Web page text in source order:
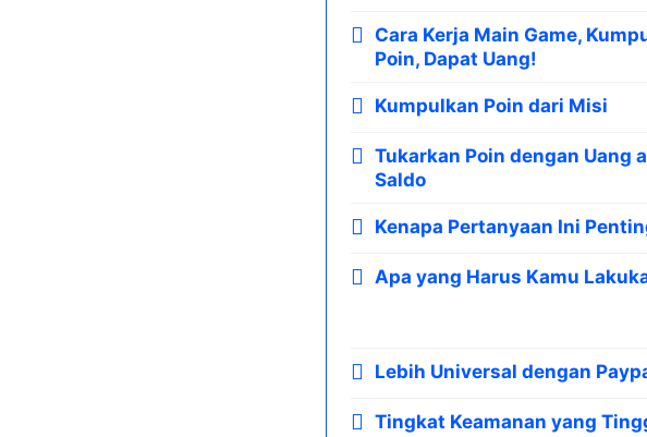
Cara Kerja Main Game,
Poin, Dapat Uang!
Kumpulkan Poin dari Misi
Tukarkan Poin dengan Uang
Saldo
Kenapa Pertanyaan Ini
Apa yang Harus Kamu
Lebih Universal dengan
Tingkat Keamanan yang